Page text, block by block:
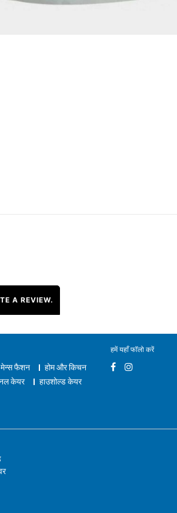
A REVIEW.
मेन्स फैशन
होम और किचन
केयर हाउशोल्ड केयर
हमें यहाँ फॉलो करें